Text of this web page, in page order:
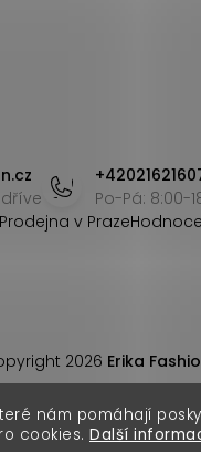
nám pomáhají
cookies. Další
Po-Pá: 8:00-
Prodejna v Praze
2026 Erika